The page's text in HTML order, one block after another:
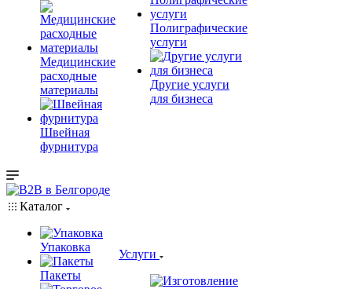
Медицинские
расходные
материалы
Швейная
фурнитура
Полиграфические
услуги
Другие услуги
для бизнеса
Каталог
Упаковка
Пакеты
Услуги